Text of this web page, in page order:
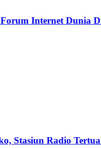
Internet Dunia
Stasiun Radio